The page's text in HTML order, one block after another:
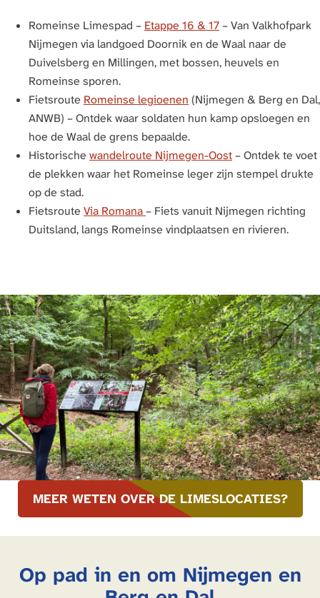
Romeinse Limespad – Etappe 16 & 17 – Van Valkhofpark
Nijmegen via landgoed Doornik en de Waal naar de
Duivelsberg en Millingen, met bossen, heuvels en
Romeinse sporen.
Fietsroute Romeinse legioenen (Nijmegen & Berg en Dal,
ANWB) – Ontdek waar soldaten hun kamp opsloegen en
hoe de Waal de grens bepaalde.
Historische wandelroute Nijmegen-Oost – Ontdek te voet
de plekken waar het Romeinse leger zijn stempel drukte
op de stad.
Fietsroute Via Romana – Fiets vanuit Nijmegen richting
Duitsland, langs Romeinse vindplaatsen en rivieren.
MEER WETEN OVER DE LIMESLOCATIES?
Op pad in en om Nijmegen en